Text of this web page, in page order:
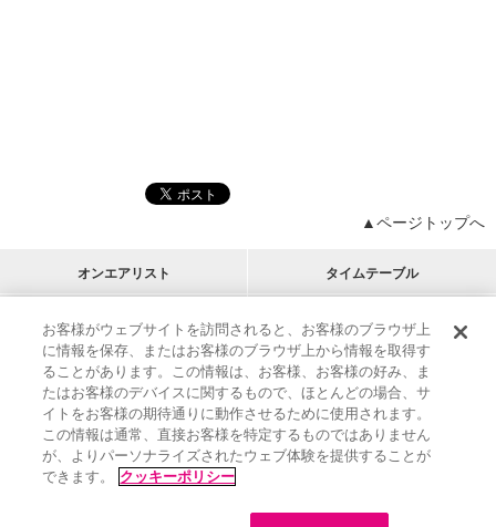
▲ページトップへ
オンエアリスト タイムテーブル
プログラムリスト チャート
アーティストリスト
M-ON!
RECOMMEND
リクエスト
インフォメーション | プレゼント&ご招待
MUSIC ON! TV（エムオン!）とは？ | サポート
サイト案内
| エムオン!友の会 | クッキーの詳細
お客様がウェブサイトを訪問されると、お客様のブラウザ上
に情報を保存、またはお客様のブラウザ上から情報を取得す
ることがあります。この情報は、お客様、お客様の好み、ま
たはお客様のデバイスに関するもので、ほとんどの場合、サ
イトをお客様の期待通りに動作させるために使用されます。
この情報は通常、直接お客様を特定するものではありません
が、よりパーソナライズされたウェブ体験を提供することが
できます。
クッキーポリシー